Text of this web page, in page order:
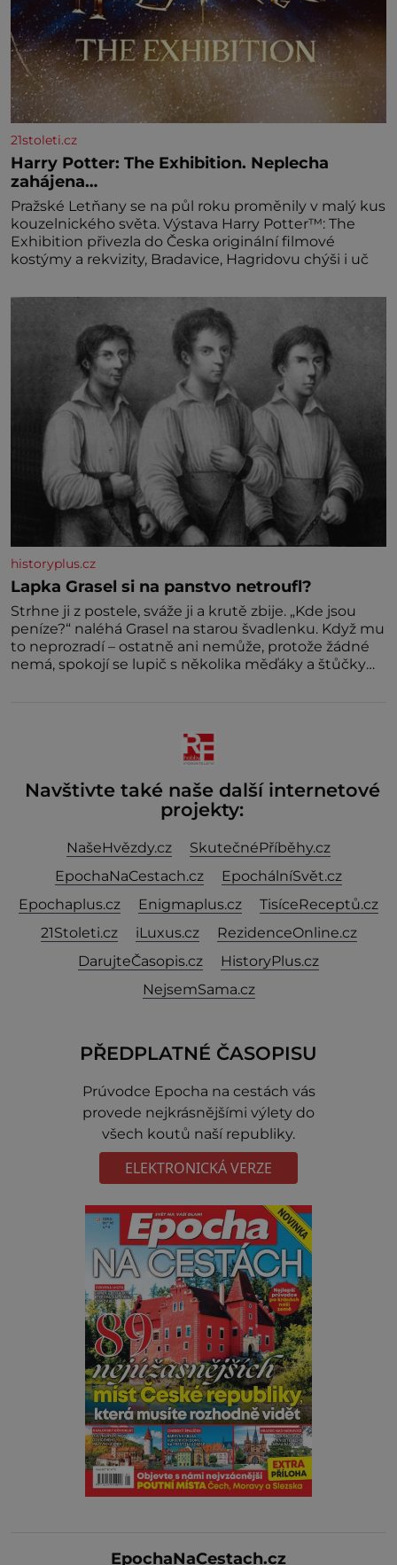
21stoleti.cz
Harry Potter: The Exhibition. Neplecha
zahájena…
Pražské Letňany se na půl roku proměnily v malý kus
kouzelnického světa. Výstava Harry Potter™: The
Exhibition přivezla do Česka originální filmové
kostýmy a rekvizity, Bradavice, Hagridovu chýši i uč
historyplus.cz
Lapka Grasel si na panstvo netroufl?
Strhne ji z postele, sváže ji a krutě zbije. „Kde jsou
peníze?“ naléhá Grasel na starou švadlenku. Když mu
to neprozradí – ostatně ani nemůže, protože žádné
nemá, spokojí se lupič s několika měďáky a štůčky
Navštivte také naše další internetové
projekty:
NašeHvězdy.cz
SkutečnéPříběhy.cz
EpochaNaCestach.cz
EpochálníSvět.cz
Epochaplus.cz
Enigmaplus.cz
TisíceReceptů.cz
21Stoleti.cz
iLuxus.cz
RezidenceOnline.cz
DarujteČasopis.cz
HistoryPlus.cz
NejsemSama.cz
PŘEDPLATNÉ ČASOPISU
Prúvodce Epocha na cestách vás
provede nejkrásnějšími výlety do
všech koutů naší republiky.
ELEKTRONICKÁ VERZE
EpochaNaCestach.cz